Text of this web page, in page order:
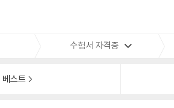
수험서 자격증
베스트